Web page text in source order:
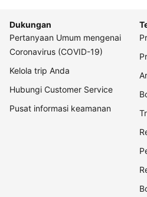
Dukungan
Pertanyaan Umum mengenai
Coronavirus (COVID-19)
Kelola trip Anda
Hubungi Customer Service
Pusat informasi keamanan